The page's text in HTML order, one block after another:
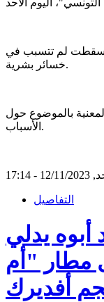
سقطت لم تتسبب في
خسائر بشرية.
بالموضوع حول
الأسباب.
2023 - 17:14
التفاصيل
أبوه يدلي
مطار "أم
أفديرك